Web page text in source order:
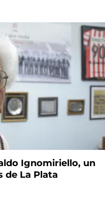
Ignomiriello, un
de La Plata